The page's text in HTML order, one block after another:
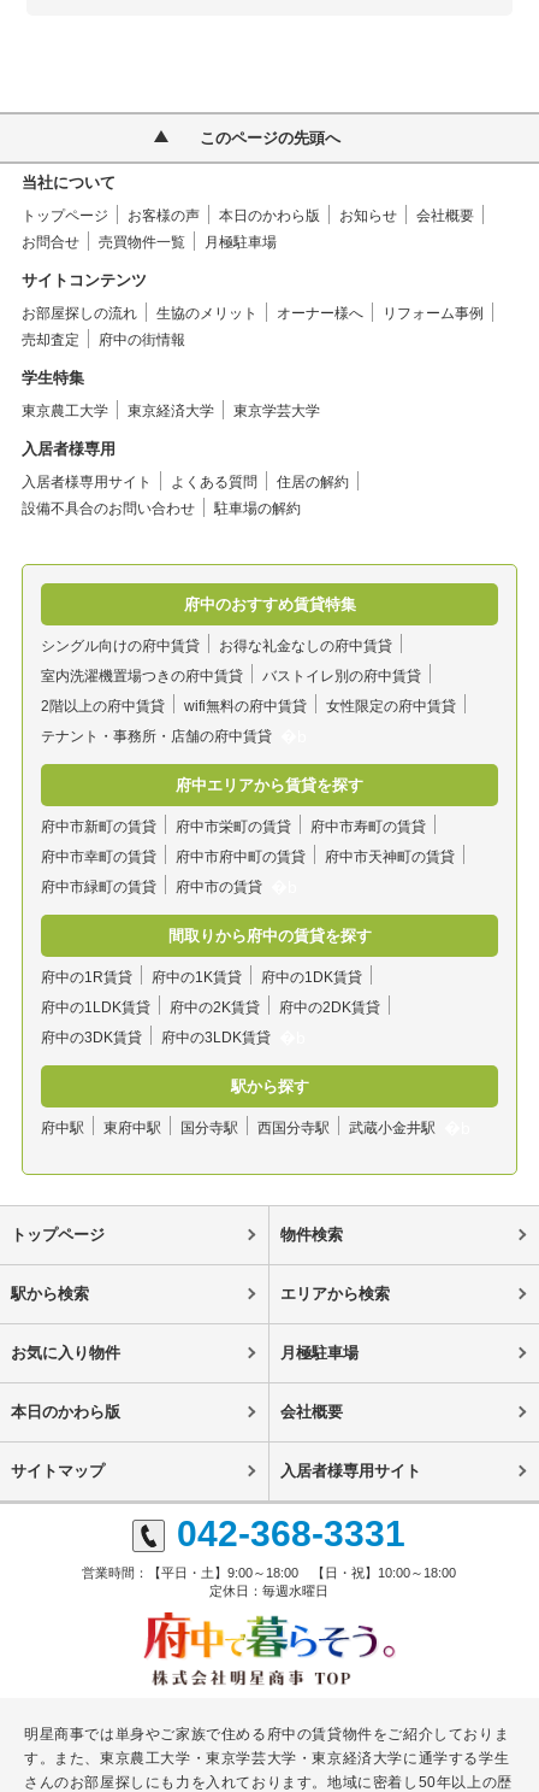
このページの先頭へ
当社について
トップページ お客様の声 本日のかわら版 お知らせ
会社概要
お問合せ
売買物件一覧 月極駐車場
サイトコンテンツ
お部屋探しの流れ 生協のメリット オーナー様へ
リフォーム事例
売却査定
府中の街情報
学生特集
東京農工大学 東京経済大学 東京学芸大学
入居者様専用
入居者様専用サイト よくある質問
住居の解約
設備不具合のお問い合わせ
駐車場の解約
府中のおすすめ賃貸特集
シングル向けの府中賃貸
お得な礼金なしの府中賃貸
室内洗濯機置場つきの府中賃貸
バストイレ別の府中賃貸
2階以上の府中賃貸
wifi無料の府中賃貸
女性限定の府中賃貸
テナント・事務所・店舗の府中賃貸
府中エリアから賃貸を探す
府中市新町の賃貸 府中市栄町の賃貸
府中市寿町の賃貸
府中市幸町の賃貸
府中市府中町の賃貸
府中市天神町の賃貸
府中市緑町の賃貸
府中市の賃貸
間取りから府中の賃貸を探す
府中の1R賃貸 府中の1K賃貸
府中の1DK賃貸
府中の1LDK賃貸
府中の2K賃貸
府中の2DK賃貸
府中の3DK賃貸
府中の3LDK賃貸
駅から探す
府中駅 東府中駅 国分寺駅 西国分寺駅 武蔵小金井駅
トップページ 物件検索
駅から検索 エリアから検索
お気に入り物件 月極駐車場
本日のかわら版 会社概要
サイトマップ 入居者様専用サイト
042-368-3331
営業時間：【平日・土】9:00～18:00 【日・祝】10:00～18:00
定休日：毎週水曜日
明星商事では単身やご家族で住める府中の賃貸物件をご紹介しておりま
す。また、東京農工大学・東京学芸大学・東京経済大学に通学する学生
さんのお部屋探しにも力を入れております。地域に密着し50年以上の歴